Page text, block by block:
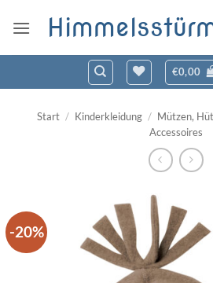
Inhalt
€0,00
Start / Kinderkleidung / Mützen,
Accessoires
-20%